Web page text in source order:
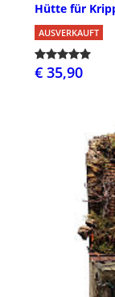
Hütte für
AUSVERKAUFT
€ 35,90